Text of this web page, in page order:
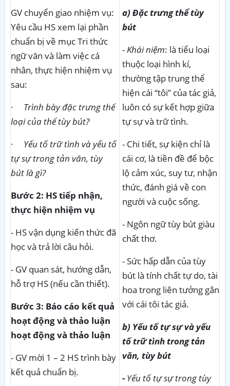
GV chuyển giao nhiệm vụ:
Yêu cầu HS xem lại phần
chuẩn bị về mục Tri thức
ngữ văn và làm việc cá
nhân, thực hiện nhiệm vụ
sau:
· Trình bày đặc trưng thể
loại của thể tùy bút?
· Yếu tố trữ tình và yếu tố
tự sự trong tản văn, tùy
bút là gì?
Bước 2: HS tiếp nhận,
thực hiện nhiệm vụ
- HS vận dụng kiến thức đã
học và trả lời câu hỏi.
- GV quan sát, hướng dẫn,
hỗ trợ HS (nếu cần thiết).
Bước 3: Báo cáo kết quả
hoạt động và thảo luận
hoạt động và thảo luận
- GV mời 1 – 2 HS trình bày
kết quả chuẩn bị.
a) Đặc trưng thể tùy
bút
-Khái niệm: là tiểu loại
thuộc loại hình kí,
thường tập trung thể
hiện cái “tôi” của tác giả,
luôn có sự kết hợp giữa
tự sự và trữ tình.
- Chi tiết, sự kiện chỉ là
cái cơ, là tiền đề để bộc
lộ cảm xúc, suy tư, nhận
thức, đánh giá về con
người và cuộc sống.
- Ngôn ngữ tùy bút giàu
chất thơ.
- Sức hấp dẫn của tùy
bút là tính chất tự do, tài
hoa trong liên tưởng gắn
với cái tôi tác giả.
b) Yếu tố tự sự và yếu
tố trữ tình trong tản
văn, tùy bút
- Yếu tố tự sự trong tùy